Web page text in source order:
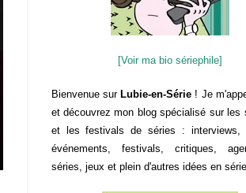
[Voir ma bio sériephile]
Bienvenue sur Lubie-en-Série ! Je
et découvrez mon blog spécialisé sur les
et les festivals de séries : interviews,
événements, festivals, critiques,
séries, jeux et plein d'autres idées en